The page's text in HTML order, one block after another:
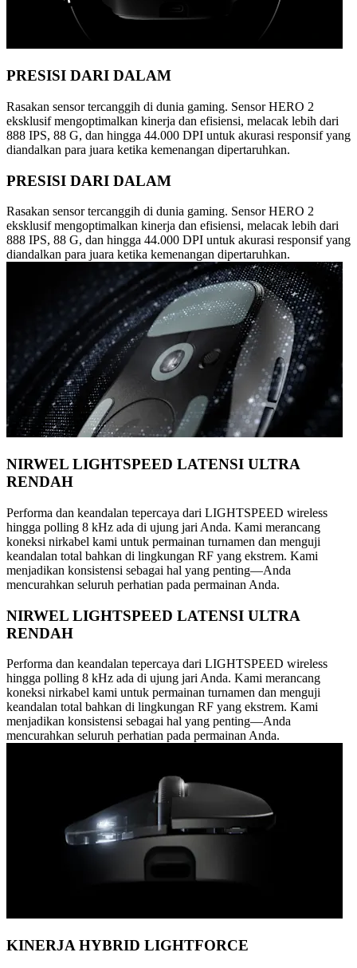
PRESISI DARI DALAM
Rasakan sensor tercanggih di dunia gaming. Sensor HERO 2
eksklusif mengoptimalkan kinerja dan efisiensi, melacak lebih dari
888 IPS, 88 G, dan hingga 44.000 DPI untuk akurasi responsif yang
diandalkan para juara ketika kemenangan dipertaruhkan.
PRESISI DARI DALAM
Rasakan sensor tercanggih di dunia gaming. Sensor HERO 2
eksklusif mengoptimalkan kinerja dan efisiensi, melacak lebih dari
888 IPS, 88 G, dan hingga 44.000 DPI untuk akurasi responsif yang
diandalkan para juara ketika kemenangan dipertaruhkan.
NIRWEL LIGHTSPEED LATENSI ULTRA
RENDAH
Performa dan keandalan tepercaya dari LIGHTSPEED wireless
hingga polling 8 kHz ada di ujung jari Anda. Kami merancang
koneksi nirkabel kami untuk permainan turnamen dan menguji
keandalan total bahkan di lingkungan RF yang ekstrem. Kami
menjadikan konsistensi sebagai hal yang penting—Anda
mencurahkan seluruh perhatian pada permainan Anda.
NIRWEL LIGHTSPEED LATENSI ULTRA
RENDAH
Performa dan keandalan tepercaya dari LIGHTSPEED wireless
hingga polling 8 kHz ada di ujung jari Anda. Kami merancang
koneksi nirkabel kami untuk permainan turnamen dan menguji
keandalan total bahkan di lingkungan RF yang ekstrem. Kami
menjadikan konsistensi sebagai hal yang penting—Anda
mencurahkan seluruh perhatian pada permainan Anda.
KINERJA HYBRID LIGHTFORCE